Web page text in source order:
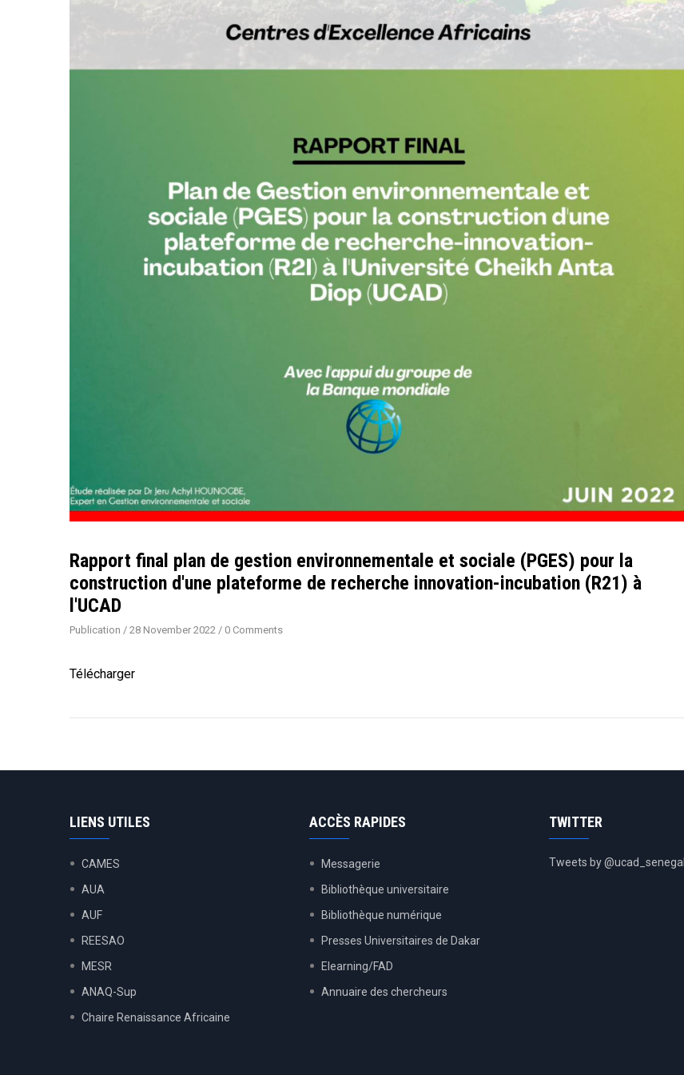
Rapport final plan de gestion environnementale et sociale (PGES) pour la
construction d'une plateforme de recherche innovation-incubation (R21) à
l'UCAD
Publication / 28 November 2022 / 0 Comments
Télécharger
LIENS UTILES
CAMES
AUA
AUF
REESAO
MESR
ANAQ-Sup
Chaire Renaissance Africaine
ACCÈS RAPIDES
Messagerie
Bibliothèque universitaire
Bibliothèque numérique
Presses Universitaires de Dakar
Elearning/FAD
Annuaire des chercheurs
TWITTER
Tweets by @ucad_senegal